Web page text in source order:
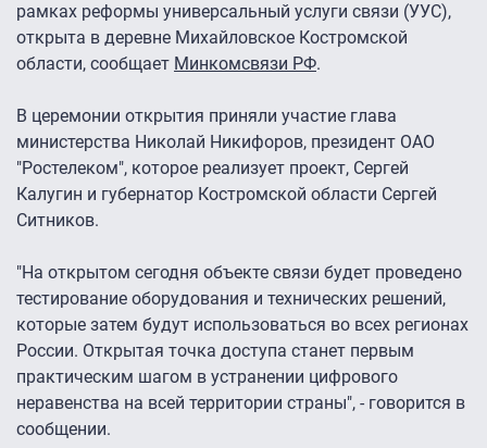
рамках реформы универсальный услуги связи (УУС),
открыта в деревне Михайловское Костромской
области, сообщает Минкомсвязи РФ.
В церемонии открытия приняли участие глава
министерства Николай Никифоров, президент ОАО
"Ростелеком", которое реализует проект, Сергей
Калугин и губернатор Костромской области Сергей
Ситников.
"На открытом сегодня объекте связи будет проведено
тестирование оборудования и технических решений,
которые затем будут использоваться во всех регионах
России. Открытая точка доступа станет первым
практическим шагом в устранении цифрового
неравенства на всей территории страны", - говорится в
сообщении.